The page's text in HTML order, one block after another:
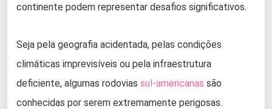
continente podem representar desafios significativos.
Seja pela geografia acidentada, pelas condições
climáticas imprevisíveis ou pela infraestrutura
deficiente, algumas rodovias sul-americanas são
conhecidas por serem extremamente perigosas.